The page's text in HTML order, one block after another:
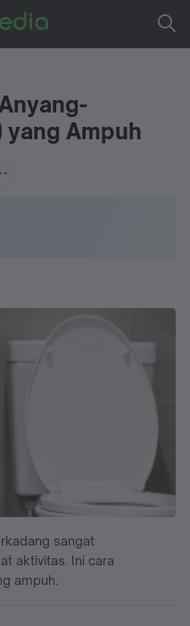
yang Ampuh
sangat
aktivitas. Ini cara
ampuh.